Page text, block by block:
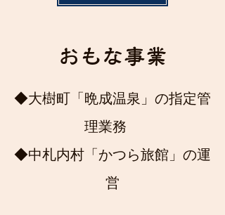
おもな事業
◆大樹町「晩成温泉」の指定管
理業務
◆​​中札内村「かつら旅館」の運
営